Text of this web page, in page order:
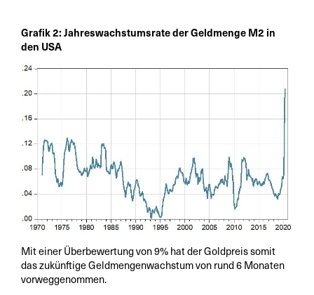
Grafik 2: Jahreswachstumsrate der Geldmenge M2 in
den USA
Mit einer Überbewertung von 9% hat der Goldpreis somit
das zukünftige Geldmengenwachstum von rund 6 Monaten
vorweggenommen.